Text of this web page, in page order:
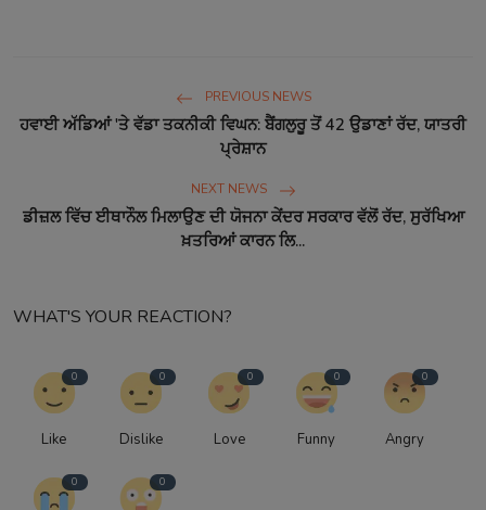
PREVIOUS NEWS
ਹਵਾਈ ਅੱਡਿਆਂ 'ਤੇ ਵੱਡਾ ਤਕਨੀਕੀ ਵਿਘਨ: ਬੈਂਗਲੁਰੂ ਤੋਂ 42 ਉਡਾਣਾਂ ਰੱਦ, ਯਾਤਰੀ
ਪ੍ਰੇਸ਼ਾਨ
NEXT NEWS
ਡੀਜ਼ਲ ਵਿੱਚ ਈਥਾਨੌਲ ਮਿਲਾਉਣ ਦੀ ਯੋਜਨਾ ਕੇਂਦਰ ਸਰਕਾਰ ਵੱਲੋਂ ਰੱਦ, ਸੁਰੱਖਿਆ
ਖ਼ਤਰਿਆਂ ਕਾਰਨ ਲਿ...
WHAT'S YOUR REACTION?
0
Like
0
Dislike
0
Love
0
Funny
0
Angry
0 0